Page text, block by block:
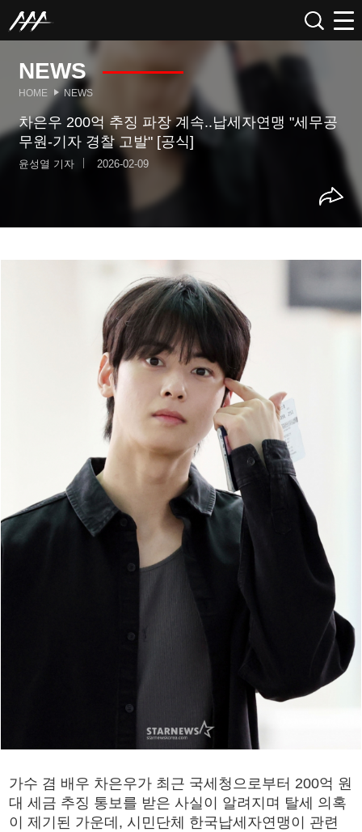
NEWS
HOME NEWS
차은우 200억 추징 파장 계속..납세자연맹 "세무공
무원-기자 경찰 고발" [공식]
윤성열 기자 2026-02-09
가수 겸 배우 차은우가 최근 국세청으로부터 200억 원
대 세금 추징 통보를 받은 사실이 알려지며 탈세 의혹
이 제기된 가운데, 시민단체 한국납세자연맹이 관련